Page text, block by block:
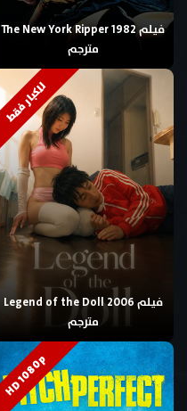
فيلم The New York Ripper 1982
مترجم
للكبار فقط
فيلم Legend of the Doll 2006
مترجم
HD 1080p